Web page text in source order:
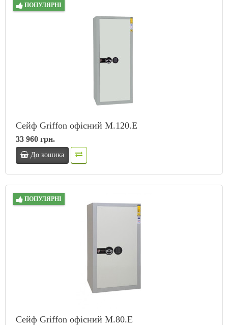
ПОПУЛЯРНІ
Сейф Griffon офісний M.120.Е
33 960 грн.
До кошика
ПОПУЛЯРНІ
Сейф Griffon офісний M.80.Е